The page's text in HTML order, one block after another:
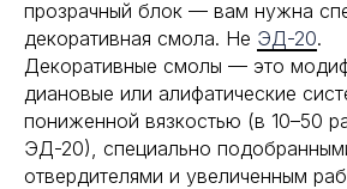
прозрачный блок — вам нужна
декоративная смола. Не ЭД-20.
Декоративные смолы — это
диановые или алифатические
пониженной вязкостью (в 10–50
ЭД-20), специально
отвердителями и увеличенным